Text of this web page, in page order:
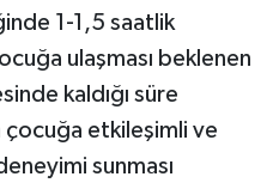
1-1,5 saatlik
ulaşması beklenen
kaldığı süre
etkileşimli ve
sunması